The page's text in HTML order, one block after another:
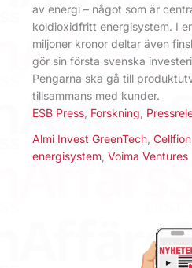
av energi – något som är
koldioxidfritt energisystem. I
miljoner kronor deltar även
gör sin första svenska
Pengarna ska gå till
tillsammans med kunder.
ESB Press Forskning
Almi Invest GreenTech, Cellfion
energisystem, Voima Ventures